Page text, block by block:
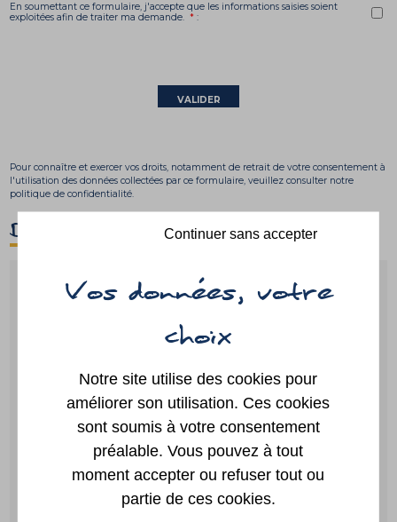
En soumettant ce formulaire, j'accepte que les informations saisies soient
exploitées afin de traiter ma demande. * :
Pour connaître et exercer vos droits, notamment de retrait de votre consentement à
l'utilisation des données collectées par ce formulaire, veuillez consulter notre
politique de confidentialité.
D'un clic
famille
Notre site utilise des cookies pour
améliorer son utilisation. Ces cookies
sont soumis à votre consentement
préalable. Vous pouvez à tout
moment accepter ou refuser tout ou
partie de ces cookies.
Continuer sans accepter